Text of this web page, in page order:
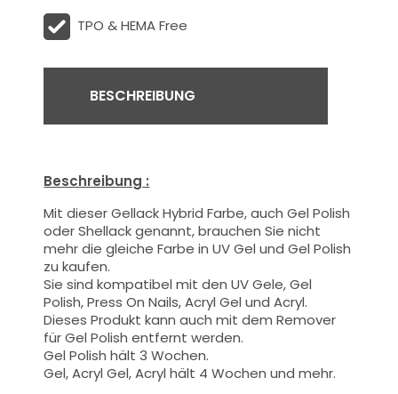
TPO & HEMA Free
BESCHREIBUNG
Beschreibung :
Mit dieser Gellack Hybrid Farbe, auch Gel Polish
oder Shellack genannt, brauchen Sie nicht
mehr die gleiche Farbe in UV Gel und Gel Polish
zu kaufen.
Sie sind kompatibel mit den UV Gele, Gel
Polish, Press On Nails, Acryl Gel und Acryl.
Dieses Produkt kann auch mit dem Remover
für Gel Polish entfernt werden.
Gel Polish hält 3 Wochen.
Gel, Acryl Gel, Acryl hält 4 Wochen und mehr.